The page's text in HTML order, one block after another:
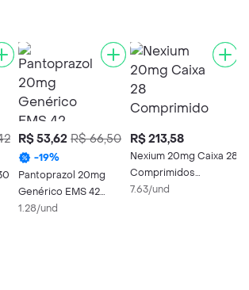
R$ 53,62 R$ 66,50
-19%
Pantoprazol 20mg
Genérico EMS 42
Comprimidos
1.28/und
R$ 213,58
Nexium 20mg Caixa 28
Comprimidos
Revestidos de
7.63/und